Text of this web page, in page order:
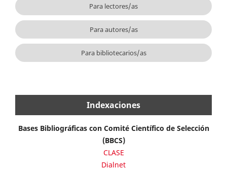
Para lectores/as
Para autores/as
Para bibliotecarios/as
Indexaciones
Bases Bibliográficas con Comité Científico de Selección
(BBCS)
CLASE
Dialnet